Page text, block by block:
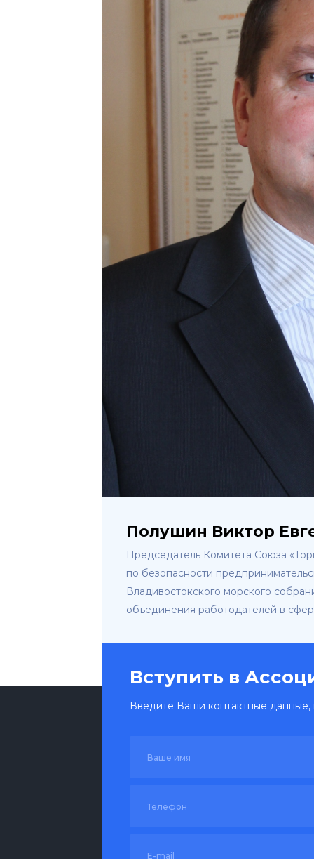
Полушин Виктор
Председатель Комитета Союза
по безопасности
Владивостокского морского
объединения работодателей в
Вступить в
Введите Ваши контактные